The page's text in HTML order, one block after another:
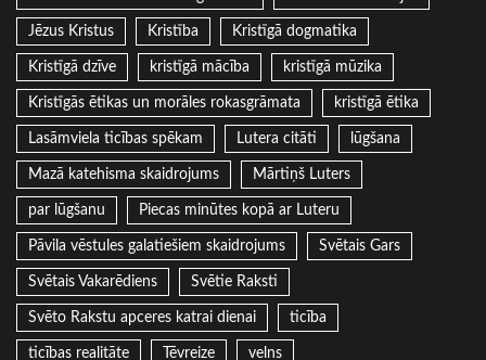
Jēzus Kristus Kristība Kristīgā dogmatika
Kristīgā dzīve kristīgā mācība kristīgā mūzika
Kristīgās ētikas un morāles rokasgrāmata kristīgā ētika
Lasāmviela ticības spēkam Lutera citāti lūgšana
Mazā katehisma skaidrojums Mārtiņš Luters
par lūgšanu Piecas minūtes kopā ar Luteru
Pāvila vēstules galatiešiem skaidrojums Svētais Gars
Svētais Vakarēdiens Svētie Raksti
Svēto Rakstu apceres katrai dienai ticība
ticības realitāte Tēvreize velns